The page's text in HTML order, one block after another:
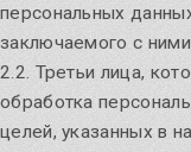
персональных
заключаемого с
2.2. Третьи лица,
обработка
целей, указанных в